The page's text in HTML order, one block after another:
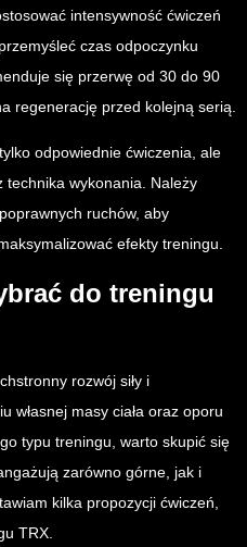
intensywność ćwiczeń
czas odpoczynku
się przerwę od 30 do 90
regenerację przed kolejną serią.
odpowiednie ćwiczenia, ale
wykonania. Należy
ruchów, aby
efekty treningu.
do treningu
rozwój siły i
własnej masy ciała oraz oporu
typu treningu, warto skupić się
zarówno górne, jak i
kilka propozycji ćwiczeń,
TRX.